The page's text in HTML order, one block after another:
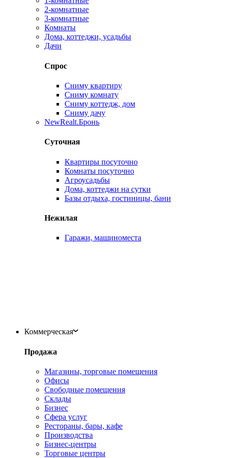
2-комнатные
3-комнатные
Комнаты
Дома, коттеджи, усадьбы
Дачи
Спрос
Сниму квартиру
Сниму комнату
Сниму коттедж, дом
Сниму дачу
NewRealt.Бронь
Суточная
Квартиры посуточно
Комнаты посуточно
Агроусадьбы
Дома, коттеджи на сутки
Базы отдыха, гостиницы, бани
Нежилая
Гаражи, машиноместа
Коммерческая
Продажа
Магазины, торговые помещения
Офисы
Свободные помещения
Склады
Бизнес
Сфера услуг
Рестораны, бары, кафе
Производства
Бизнес-центры
Торговые центры